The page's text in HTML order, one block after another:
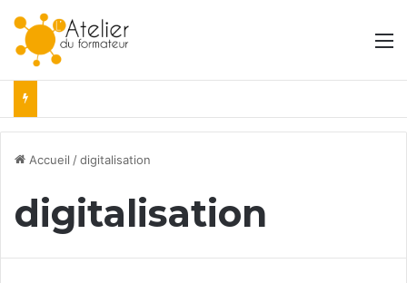
Accueil /digitalisation
digitalisation